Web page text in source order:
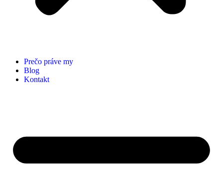
Prečo práve my
Blog
Kontakt